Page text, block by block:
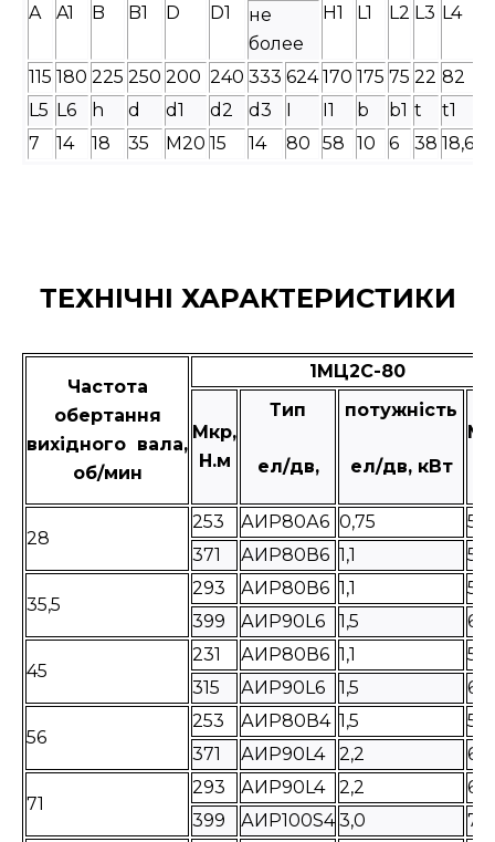
A A1 B B1 D D1 H1 L1 L2 L3 L4
не
более
115 180 225 250 200 240 333 624 170 175 75 22 82
L5 L6 h d d1 d2 d3 I I1 b b1 t
t1
7
14 18 35 М20 15 14 80 58 10 6 38 18,6
ТЕХНІЧНІ ХАРАКТЕРИСТИКИ
Частота
обертання
вихідного вала,
об/мин
1МЦ2С-80
Мкр,
Н.м
Тип
ел/дв,
потужність
ел/дв, кВт
28
253 АИР80А6 0,75
54
371
АИР80В6 1,1 58
35,5
293 АИР80В6 1,1
58
399
АИР90L6 1,5 63
45
231 АИР80В6 1,1
58
315
АИР90L6 1,5 63
56
253 АИР80В4 1,5
58
371
АИР90L4 2,2 63
71
293 АИР90L4 2,2
63
399
АИР100S4 3,0 72